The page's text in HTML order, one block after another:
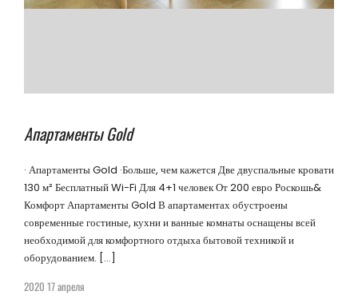
Апартаменты Gold
· Апартаменты Gold ·Больше, чем кажется Две двуспальные кровати
130 м² Бесплатный Wi-Fi Для 4+1 человек От 200 евро Роскошь&
Комфорт Апартаменты Gold В апартаментах обустроены
современные гостиные, кухни и ванные комнаты оснащены всей
необходимой для комфортного отдыха бытовой техникой и
оборудованием. […]
2020 17 апреля